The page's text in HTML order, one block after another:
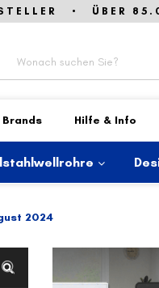
• ÜBER
Hilfe & Info
2024